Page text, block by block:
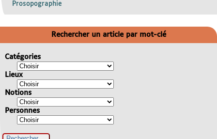
Prosopographie
Rechercher un article par mot-clé
Catégories
Lieux
Notions
Personnes